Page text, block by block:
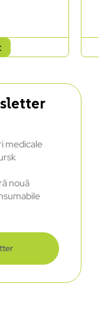
medicale
nouă